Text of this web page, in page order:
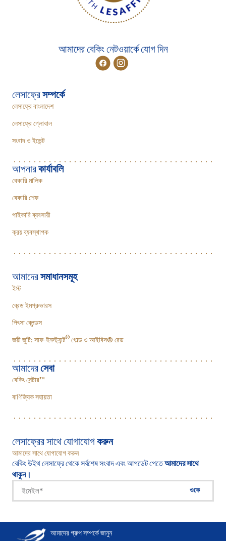
আমাদের বেকিং নেটওয়ার্কে যোগ দিন
লেসাফ্রেসম্পর্কে
লেসাফ্রে বাংলাদেশ
লেসাফ্রে গ্লোবাল
সংবাদ ও ইভেন্ট
আপনারকার্যাবলি
বেকারি মালিক
বেকারি শেফ
পাইকারি ব্যবসায়ী
ক্রয় ব্যবস্থাপক
আমাদেরসমাধানসমূহ
ইস্ট
ব্রেড ইমপ্রুভারস
পিৎসা ব্লেন্ডস
জয়ী জুটি: সাফ-ইনস্ট্যান্ট® গোল্ড ও আইবিস® রেড
আমাদেরসেবা
বেকিং সেন্টার™
বাণিজ্যিক সহায়তা
লেসাফ্রের সাথে যোগাযোগকরুন
আমাদের সাথে যোগাযোগ করুন
বেকিং উইথ লেসাফ্রে থেকে সর্বশেষ সংবাদ এবং আপডেট পেতেআমাদের সাথে
থাকুন।
ওকে
আমাদের গ্রুপ সম্পর্কে জানুন